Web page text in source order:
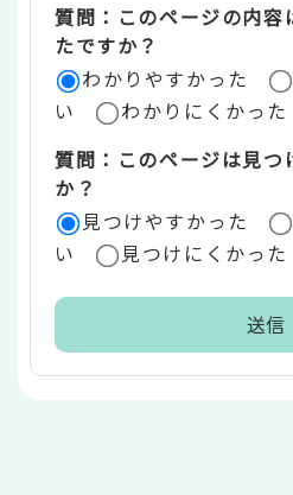
リ
ア
質問：このページの内容
たですか？
わかりやすかった
い
わかりにくかった
質問：このページは見つ
か？
見つけやすかった
い
見つけにくかった